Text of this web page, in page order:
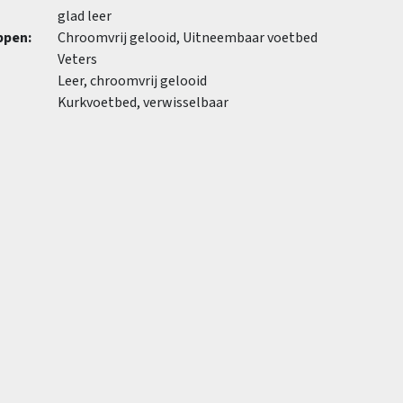
glad leer
Chroomvrij gelooid, Uitneembaar voetbed
Veters
Leer, chroomvrij gelooid
Kurkvoetbed, verwisselbaar